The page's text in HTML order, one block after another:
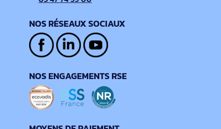
NOS RÉSEAUX SOCIAUX
NOS ENGAGEMENTS RSE